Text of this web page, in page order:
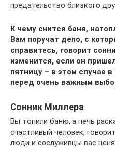
предательство близкого
К чему снится баня,
Вам поручат дело, с
справитесь, говорит
изменится, если он
пятницу – в этом случае
перед очень важным
Сонник Миллера
Вы топили баню, а печь
счастливый человек,
люди и сослуживцы вас